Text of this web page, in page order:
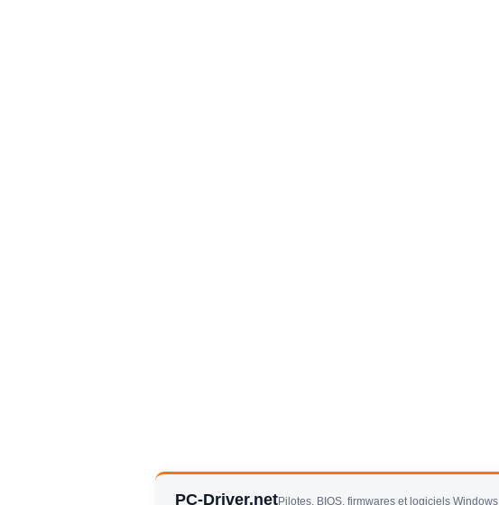
PC-Driver.netPilotes, BIOS, firmwares et logiciels Windows